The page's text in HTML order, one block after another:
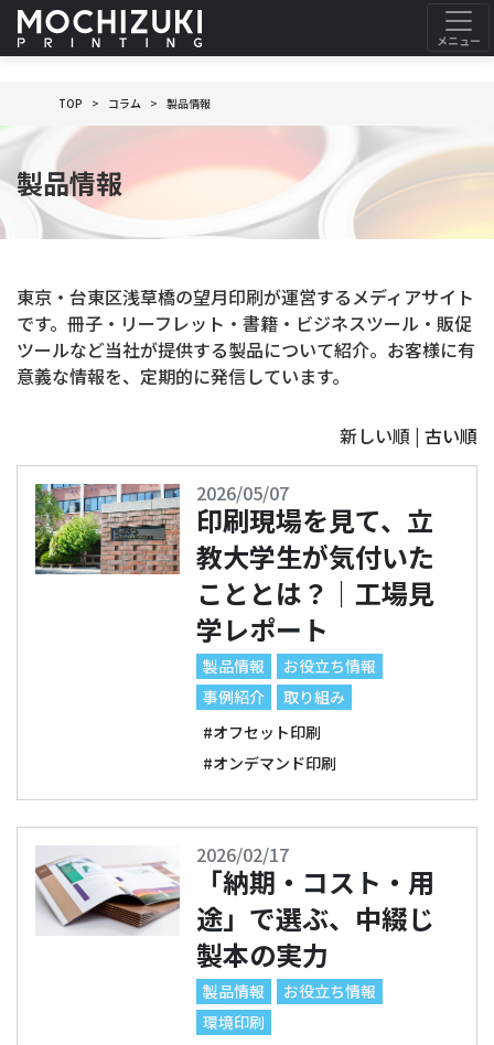
} ?>">
TOP コラム 製品情報
製品情報
東京・台東区浅草橋の望月印刷が運営するメディアサイト
です。冊子・リーフレット・書籍・ビジネスツール・販促
ツールなど当社が提供する製品について紹介。お客様に有
意義な情報を、定期的に発信しています。
新しい順 | 古い順
2026/05/07
印刷現場を見て、立
教大学生が気付いた
こととは？｜工場見
学レポート
製品情報
お役立ち情報
事例紹介
取り組み
#オフセット印刷
#オンデマンド印刷
2026/02/17
「納期・コスト・用
途」で選ぶ、中綴じ
製本の実力
製品情報
お役立ち情報
環境印刷